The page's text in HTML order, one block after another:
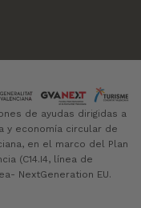
de ayudas dirigidas a
y economía circular de
en el marco del Plan
(C14.I4, línea de
NextGeneration EU.